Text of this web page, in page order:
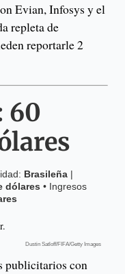
Evian, Infosys y el
repleta de
reportarle 2
60
Brasileña |
dólares • Ingresos
Dustin Satloff/FIFA/Getty Images
publicitarios con